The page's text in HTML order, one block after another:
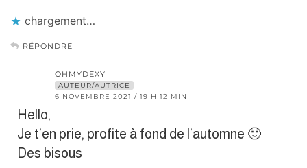
chargement…
RÉPONDRE
OHMYDEXY
AUTEUR/AUTRICE
6 NOVEMBRE 2021 / 19 H 12 MIN
Hello,
Je t’en prie, profite à fond de l’automne 🙂
Des bisous